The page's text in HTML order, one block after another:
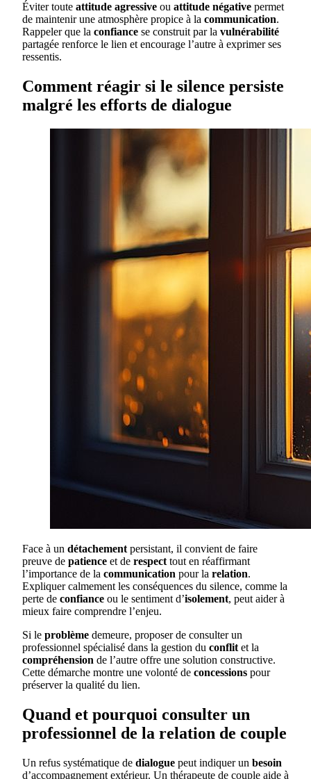
Éviter toute attitude agressive ou attitude négative permet
de maintenir une atmosphère propice à la communication.
Rappeler que la confiance se construit par la vulnérabilité
partagée renforce le lien et encourage l’autre à exprimer ses
ressentis.
Comment réagir si le silence persiste
malgré les efforts de dialogue
Face à un détachement persistant, il convient de faire
preuve de patience et de respect tout en réaffirmant
l’importance de la communication pour la relation.
Expliquer calmement les conséquences du silence, comme la
perte de confiance ou le sentiment d’isolement, peut aider à
mieux faire comprendre l’enjeu.
Si le problème demeure, proposer de consulter un
professionnel spécialisé dans la gestion du conflit et la
compréhension de l’autre offre une solution constructive.
Cette démarche montre une volonté de concessions pour
préserver la qualité du lien.
Quand et pourquoi consulter un
professionnel de la relation de couple
Un refus systématique de dialogue peut indiquer un besoin
d’accompagnement extérieur. Un thérapeute de couple aide à